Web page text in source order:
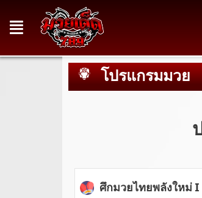
โปรแกรมมวย
ศึกมวยไทยพลังใหม่ I